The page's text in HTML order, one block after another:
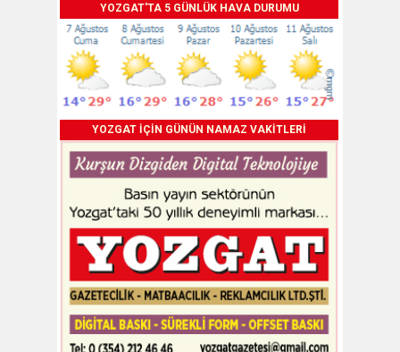
YOZGAT'TA 5 GÜNLÜK HAVA DURUMU
YOZGAT İÇİN GÜNÜN NAMAZ VAKİTLERİ